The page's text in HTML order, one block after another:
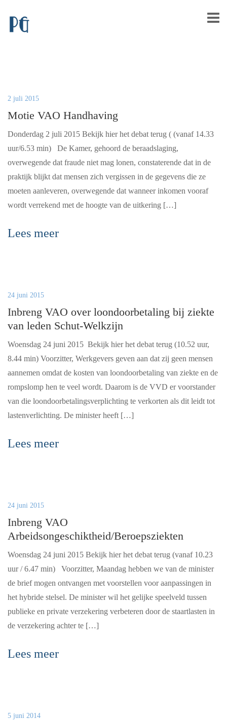
2 juli 2015
Motie VAO Handhaving
Donderdag 2 juli 2015 Bekijk hier het debat terug ( (vanaf 14.33
uur/6.53 min) De Kamer, gehoord de beraadslaging,
overwegende dat fraude niet mag lonen, constaterende dat in de
praktijk blijkt dat mensen zich vergissen in de gegevens die ze
moeten aanleveren, overwegende dat wanneer inkomen vooraf
wordt verrekend met de hoogte van de uitkering […]
Lees meer
24 juni 2015
Inbreng VAO over loondoorbetaling bij ziekte
van leden Schut-Welkzijn
Woensdag 24 juni 2015 Bekijk hier het debat terug (10.52 uur,
8.44 min) Voorzitter, Werkgevers geven aan dat zij geen mensen
aannemen omdat de kosten van loondoorbetaling van ziekte en de
rompslomp hen te veel wordt. Daarom is de VVD er voorstander
van die loondoorbetalingsverplichting te verkorten als dit leidt tot
lastenverlichting. De minister heeft […]
Lees meer
24 juni 2015
Inbreng VAO
Arbeidsongeschiktheid/Beroepsziekten
Woensdag 24 juni 2015 Bekijk hier het debat terug (vanaf 10.23
uur / 6.47 min) Voorzitter, Maandag hebben we van de minister
de brief mogen ontvangen met voorstellen voor aanpassingen in
het hybride stelsel. De minister wil het gelijke speelveld tussen
publieke en private verzekering verbeteren door de staartlasten in
de verzekering achter te […]
Lees meer
5 juni 2014